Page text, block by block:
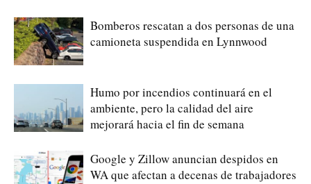
Bomberos rescatan a dos personas de una
camioneta suspendida en Lynnwood
Humo por incendios continuará en el
ambiente, pero la calidad del aire
mejorará hacia el fin de semana
Google y Zillow anuncian despidos en
WA que afectan a decenas de trabajadores